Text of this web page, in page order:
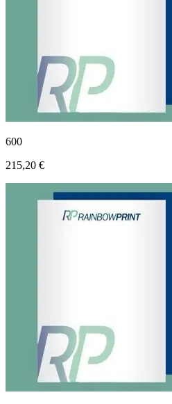
600
215,20 €